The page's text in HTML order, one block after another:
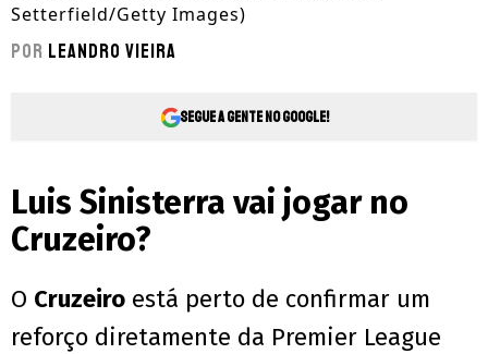
Setterfield/Getty Images)
Por Leandro Vieira
Segue a gente no Google!
Luis Sinisterra vai jogar no
Cruzeiro?
O Cruzeiro está perto de confirmar um
reforço diretamente da Premier League